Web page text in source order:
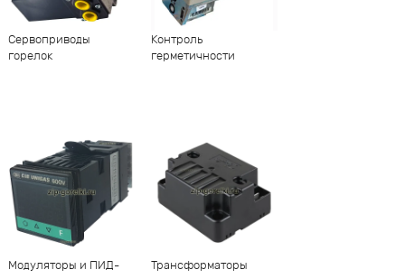
Сервоприводы
горелок
Контроль
герметичности
Модуляторы и ПИД-
Трансформаторы